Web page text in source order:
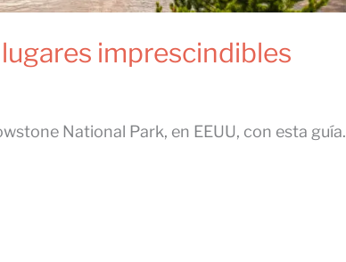
imprescindibles
National Park, en EEUU, con esta guía.